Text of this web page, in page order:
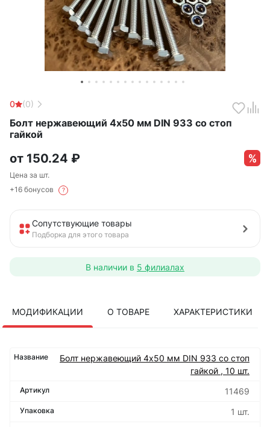
0 (0)
Болт нержавеющий 4х50 мм DIN 933 со стоп
гайкой
от 150.24 ₽
Цена за шт.
+16 бонусов
?
Сопутствующие товары
Подборка для этого товара
В наличии в 5 филиалах
МОДИФИКАЦИИ О ТОВАРЕ ХАРАКТЕРИСТИКИ
Болт нержавеющий 4х50 мм DIN 933 со стоп
гайкой , 10 шт.
11469
1 шт.